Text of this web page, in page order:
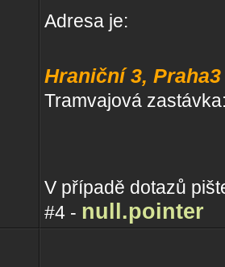
Adresa je:
Hraniční 3,
Tramvajová
V případě dotazů
#4 - null.pointer